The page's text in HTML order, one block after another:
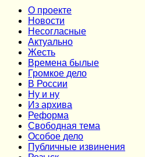
О проекте
Новости
Несогласные
Актуально
Жесть
Времена былые
Громкое дело
В России
Ну и ну
Из архива
Реформа
Cвободная тема
Особое дело
Публичные извинения